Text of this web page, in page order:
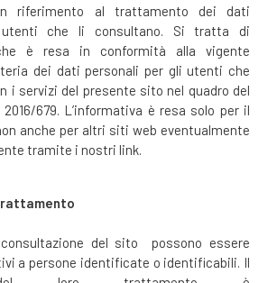
riferimento al trattamento dei dati
utenti che li consultano. Si tratta di
è resa in conformità alla vigente
dei dati personali per gli utenti che
i servizi del presente sito nel quadro del
679. L’informativa è resa solo per il
anche per altri siti web eventualmente
tramite i nostri link.
del sito possono essere
a persone identificate o identificabili. Il